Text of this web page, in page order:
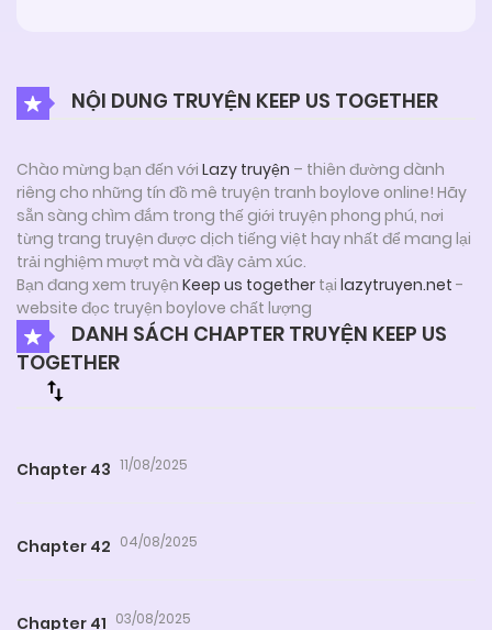
NỘI DUNG TRUYỆN KEEP US TOGETHER
Chào mừng bạn đến với Lazy truyện – thiên đường dành
riêng cho những tín đồ mê truyện tranh boylove online! Hãy
sẵn sàng chìm đắm trong thế giới truyện phong phú, nơi
từng trang truyện được dịch tiếng việt hay nhất để mang lại
trải nghiệm mượt mà và đầy cảm xúc.
Bạn đang xem truyện Keep us together tại lazytruyen.net -
website đọc truyện boylove chất lượng
DANH SÁCH CHAPTER TRUYỆN KEEP US
TOGETHER
Chapter 43 11/08/2025
Chapter 42 04/08/2025
Chapter 41 03/08/2025